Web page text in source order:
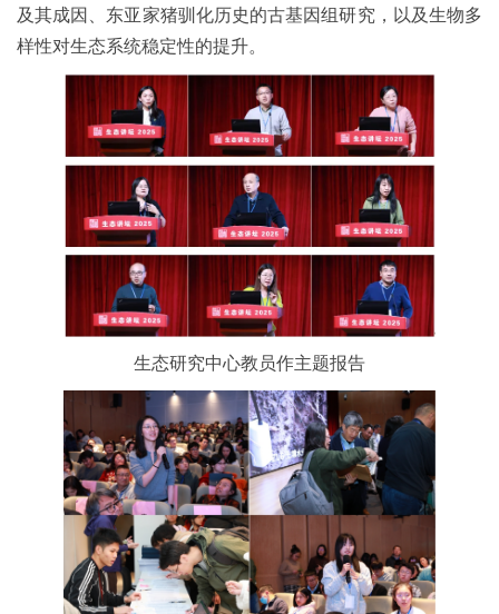
及其成因、东亚家猪驯化历史的古基因组研究，以及生物多
样性对生态系统稳定性的提升。
生态研究中心教员作主题报告